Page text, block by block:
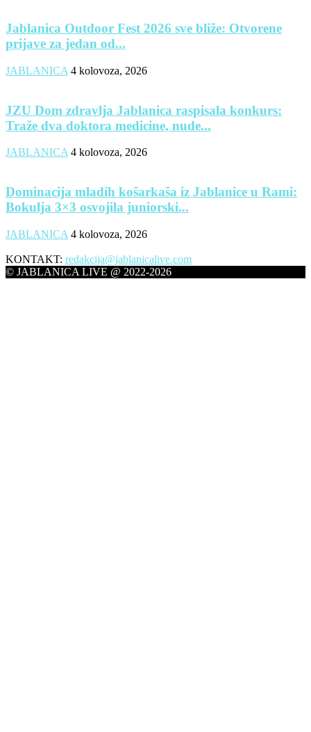
Jablanica Outdoor Fest 2026 sve bliže: Otvorene
prijave za jedan od...
JABLANICA 4 kolovoza, 2026
JZU Dom zdravlja Jablanica raspisala konkurs:
Traže dva doktora medicine, nude...
JABLANICA 4 kolovoza, 2026
Dominacija mladih košarkaša iz Jablanice u Rami:
Bokulja 3×3 osvojila juniorski...
JABLANICA 4 kolovoza, 2026
KONTAKT: redakcija@jablanicalive.com
© JABLANICA LIVE @ 2022-2026